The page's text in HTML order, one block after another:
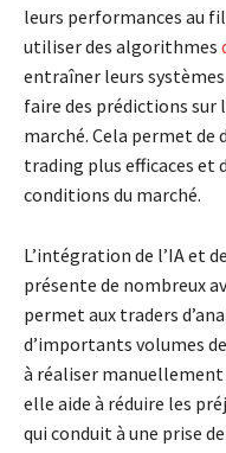
leurs performances au
utiliser des algorithmes
entraîner leurs
faire des prédictions sur
marché. Cela permet de
trading plus efficaces et
conditions du marché.
L’intégration de l’IA et
présente de nombreux
permet aux traders
d’importants volumes
à réaliser
elle aide à réduire les
qui conduit à une prise